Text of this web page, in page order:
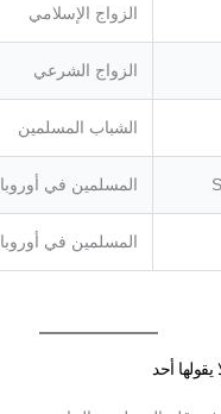
الزواج الإسلامي
الزواج الشرعي
الشباب المسلمين
المسلمين في أوروبا
المسلمين في أوروبا
يقولها أحد